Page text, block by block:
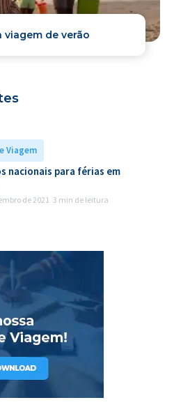
viagem de verão
Viagem
nacionais para férias em
de 2021 3 min de leitura